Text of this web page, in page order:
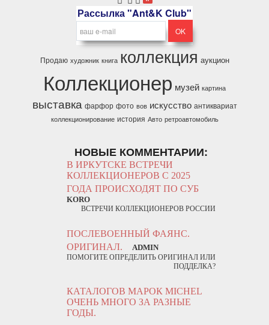
Рассылка "Ant&K Club"
Продаю художник книга коллекция аукцион
Коллекционер музей картина
выставка фарфор фото вов искусство антиквариат
коллекционирование история Авто ретроавтомобиль
НОВЫЕ КОММЕНТАРИИ:
В ИРКУТСКЕ ВСТРЕЧИ
КОЛЛЕКЦИОНЕРОВ С 2025
ГОДА ПРОИСХОДЯТ ПО СУБ
KORO
ВСТРЕЧИ КОЛЛЕКЦИОНЕРОВ РОССИИ
ПОСЛЕВОЕННЫЙ ФАЯНС.
ОРИГИНАЛ.
ADMIN
ПОМОГИТЕ ОПРЕДЕЛИТЬ ОРИГИНАЛ ИЛИ
ПОДДЕЛКА?
КАТАЛОГОВ МАРОК MICHEL
ОЧЕНЬ МНОГО ЗА РАЗНЫЕ
ГОДЫ.